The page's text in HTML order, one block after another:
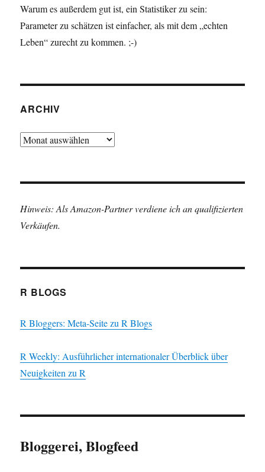
Warum es außerdem gut ist, ein Statistiker zu sein:
Parameter zu schätzen ist einfacher, als mit dem „echten
Leben“ zurecht zu kommen. ;-)
ARCHIV
Archiv
Hinweis: Als Amazon-Partner verdiene ich an qualifizierten
Verkäufen.
R BLOGS
R Bloggers: Meta-Seite zu R Blogs
R Weekly: Ausführlicher internationaler Überblick über
Neuigkeiten zu R
Bloggerei, Blogfeed